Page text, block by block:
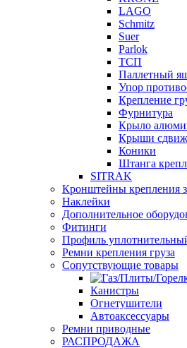
LAGO
Schmitz
Suer
Parlok
ТСП
Паллетный
Упор
Крепление
Фурнитура
Крыло
Крыши
Коники
Штанга
SITRAK
Кронштейны крепления
Наклейки
Дополнительное
Фитинги
Профиль
Ремни крепления груза
Сопутствующие товары
Канистры
Огнетушители
Автоаксессуары
Ремни приводные
РАСПРОДАЖА